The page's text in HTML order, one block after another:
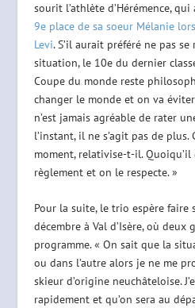
sourit l’athlète d’Hérémence,
9e place de sa soeur Mélanie
Levi. S’il aurait préféré ne pas
situation, le 10e du dernier
Coupe du monde reste
changer le monde et on va éviter
n’est jamais agréable de rater
l’instant, il ne s’agit pas de plus.
moment, relativise-t-il.
règlement et on le respecte. »
Pour la suite, le trio espère faire
décembre à Val d’Isère, où deux
programme. « On sait que la
ou dans l’autre alors je ne me
skieur d’origine neuchâteloise.
rapidement et qu’on sera au